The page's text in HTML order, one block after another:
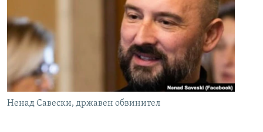
Ненад Савески, државен обвинител